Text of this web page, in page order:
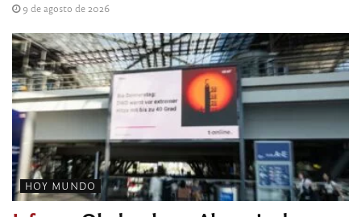
9 de agosto de 2026
HOY MUNDO